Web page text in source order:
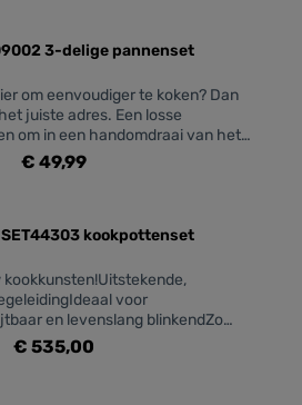
3-delige pannenset
om eenvoudiger te koken? Dan
juiste adres. Een losse
om in een handomdraai van het
de koelkast* te gaan? Check. Een
plaats te besparen in de keuken?
met overheerlijke populaire
lang mee en is eenvoudig
SIGNAL™-technologie zorgt
Aluminium Warmtebron
Geschikt voor
behalve de handvatten en deksels
€ 49,99
SET44303 kookpottenset
voor
en levenslang blinkendZo
restaurantkwaliteit
€ 535,00